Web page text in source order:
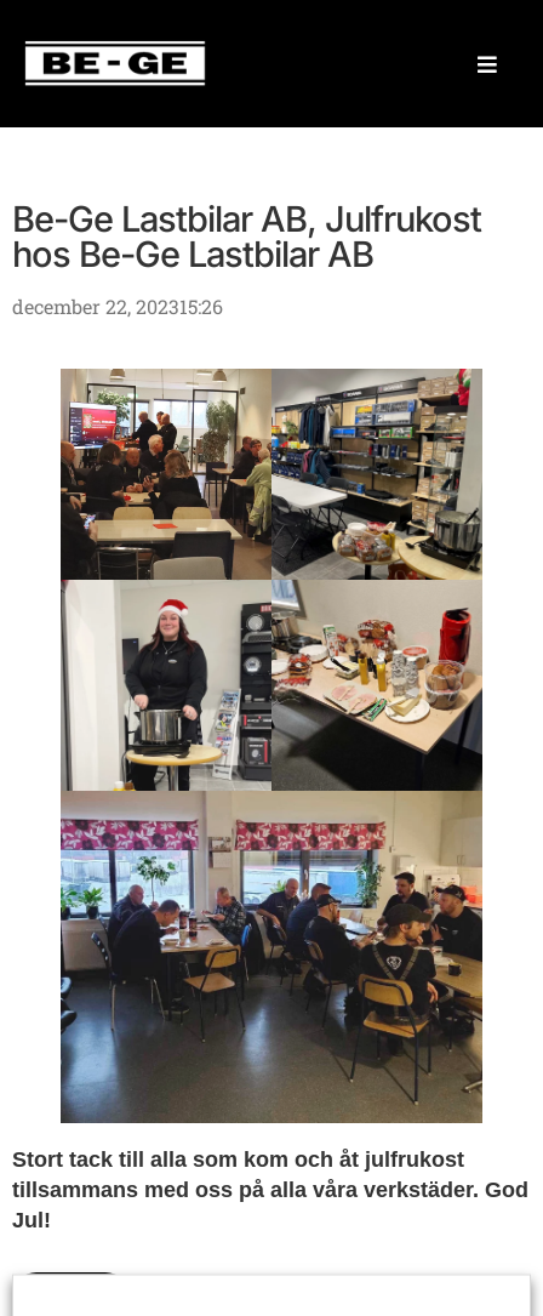
Be-Ge Lastbilar AB, Julfrukost
hos Be-Ge Lastbilar AB
december 22, 202315:26
Stort tack till alla som kom och åt julfrukost
tillsammans med oss på alla våra verkstäder. God
Jul!